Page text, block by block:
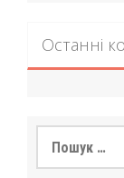
Останні